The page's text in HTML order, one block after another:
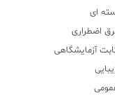
ای
اضطراری
آزمایشگاهی